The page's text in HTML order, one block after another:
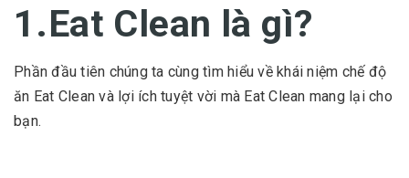
1.Eat Clean là gì?
Phần đầu tiên chúng ta cùng tìm hiểu về khái niệm chế độ
ăn Eat Clean và lợi ích tuyệt vời mà Eat Clean mang lại cho
bạn.